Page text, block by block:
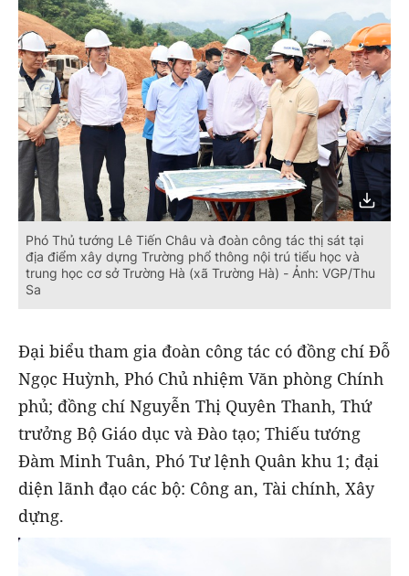
Phó Thủ tướng Lê Tiến Châu và đoàn công tác thị sát tại
địa điểm xây dựng Trường phổ thông nội trú tiểu học và
trung học cơ sở Trường Hà (xã Trường Hà) - Ảnh: VGP/Thu
Sa
Đại biểu tham gia đoàn công tác có đồng chí Đỗ
Ngọc Huỳnh, Phó Chủ nhiệm Văn phòng Chính
phủ; đồng chí Nguyễn Thị Quyên Thanh, Thứ
trưởng Bộ Giáo dục và Đào tạo; Thiếu tướng
Đàm Minh Tuân, Phó Tư lệnh Quân khu 1; đại
diện lãnh đạo các bộ: Công an, Tài chính, Xây
dựng.